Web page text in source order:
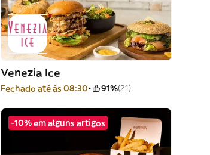
Venezia Ice
Fechado até às 08:30 91%(21)
-10% em alguns artigos